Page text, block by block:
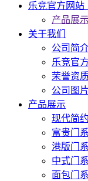
乐竞官方网站
产品展
关于我们
公司简
乐竞官
荣誉资
公司图片
产品展示
现代简
富贵门
港版门
中式门
面包门